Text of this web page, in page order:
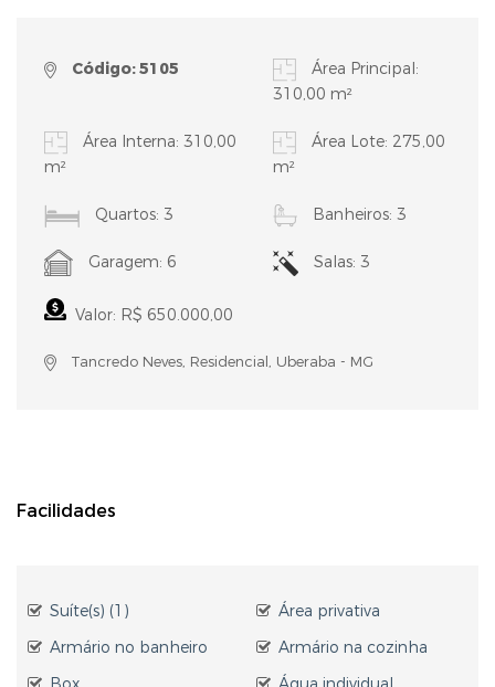
Código: 5105
Área Principal:
310,00 m²
Área Interna: 310,00
m²
Área Lote: 275,00
m²
Quartos: 3 Banheiros: 3
Garagem: 6 Salas: 3
Valor: R$ 650.000,00
Tancredo Neves, Residencial, Uberaba - MG
Facilidades
Suíte(s) (1)
Área privativa
Armário no banheiro
Armário na cozinha